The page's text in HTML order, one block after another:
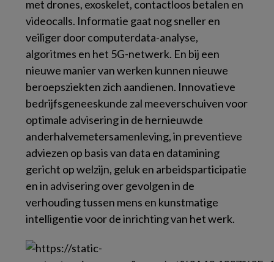
met drones, exoskelet, contactloos betalen en
videocalls. Informatie gaat nog sneller en
veiliger door computerdata-analyse,
algoritmes en het 5G-netwerk. En bij een
nieuwe manier van werken kunnen nieuwe
beroepsziekten zich aandienen. Innovatieve
bedrijfsgeneeskunde zal meeverschuiven voor
optimale advisering in de hernieuwde
anderhalvemetersamenleving, in preventieve
adviezen op basis van data en datamining
gericht op welzijn, geluk en arbeidsparticipatie
en in advisering over gevolgen in de
verhouding tussen mens en kunstmatige
intelligentie voor de inrichting van het werk.